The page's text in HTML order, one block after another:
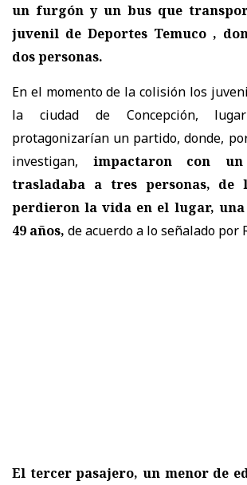
un furgón y un bus que
juvenil de Deportes Temuco ,
dos personas.
En el momento de la colisión los
la ciudad de Concepción,
protagonizarían un partido, donde,
investigan, impactaron con
trasladaba a tres personas, de
perdieron la vida en el lugar,
49 años, de acuerdo a lo señalado por
El tercer pasajero, un menor de